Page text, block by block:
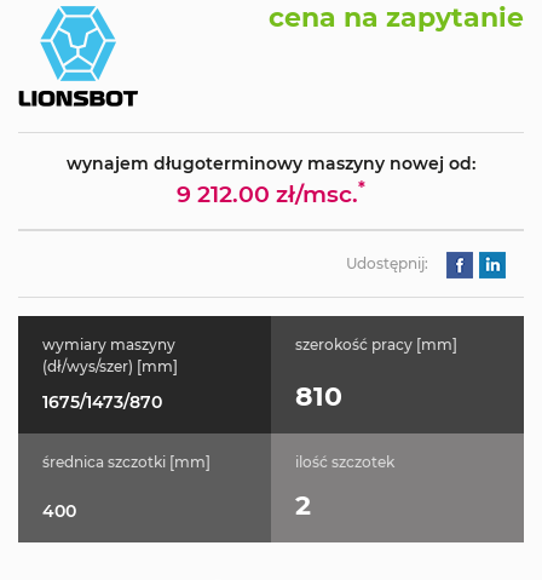
cena na zapytanie
wynajem długoterminowy maszyny nowej od:
9 212.00 zł/msc.*
Udostępnij:
wymiary maszyny
(dł/wys/szer) [mm]
1675/1473/870
szerokość pracy [mm]
810
średnica szczotki [mm]
400
ilość szczotek
2